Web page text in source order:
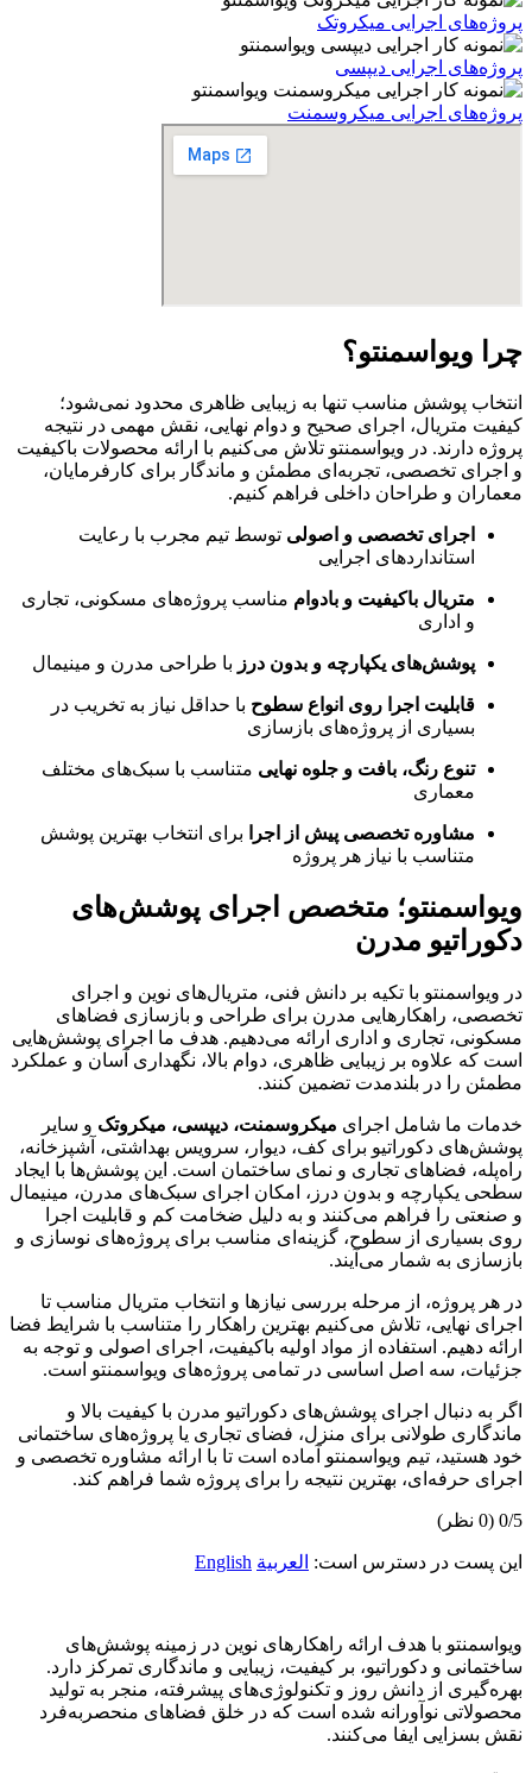
پروژه‌های اجرایی میکروتک
پروژه‌های اجرایی دیپسی
پروژه‌های اجرایی میکروسمنت
چرا ویواسمنتو؟
انتخاب پوشش مناسب تنها به زیبایی ظاهری محدود نمی‌شود؛
کیفیت متریال، اجرای صحیح و دوام نهایی، نقش مهمی در نتیجه
پروژه دارند. در ویواسمنتو تلاش می‌کنیم با ارائه محصولات باکیفیت
و اجرای تخصصی، تجربه‌ای مطمئن و ماندگار برای کارفرمایان،
معماران و طراحان داخلی فراهم کنیم.
اجرای تخصصی و اصولی توسط تیم مجرب با رعایت
استانداردهای اجرایی
متریال باکیفیت و بادوام مناسب پروژه‌های مسکونی، تجاری
و اداری
پوشش‌های یکپارچه و بدون درز با طراحی مدرن و مینیمال
قابلیت اجرا روی انواع سطوح با حداقل نیاز به تخریب در
بسیاری از پروژه‌های بازسازی
تنوع رنگ، بافت و جلوه نهایی متناسب با سبک‌های مختلف
معماری
مشاوره تخصصی پیش از اجرا
برای انتخاب بهترین پوشش
متناسب با نیاز هر پروژه
ویواسمنتو؛ متخصص اجرای پوشش‌های
دکوراتیو مدرن
در ویواسمنتو با تکیه بر دانش فنی، متریال‌های نوین و اجرای
تخصصی، راهکارهایی مدرن برای طراحی و بازسازی فضاهای
مسکونی، تجاری و اداری ارائه می‌دهیم. هدف ما اجرای پوشش‌هایی
است که علاوه بر زیبایی ظاهری، دوام بالا، نگهداری آسان و عملکرد
مطمئن را در بلندمدت تضمین کنند.
خدمات ما شامل اجرای میکروسمنت، دیپسی، میکروتک و سایر
پوشش‌های دکوراتیو برای کف، دیوار، سرویس بهداشتی، آشپزخانه،
راه‌پله، فضاهای تجاری و نمای ساختمان است. این پوشش‌ها با ایجاد
سطحی یکپارچه و بدون درز، امکان اجرای سبک‌های مدرن، مینیمال
و صنعتی را فراهم می‌کنند و به دلیل ضخامت کم و قابلیت اجرا
روی بسیاری از سطوح، گزینه‌ای مناسب برای پروژه‌های نوسازی و
بازسازی به شمار می‌آیند.
در هر پروژه، از مرحله بررسی نیازها و انتخاب متریال مناسب تا
اجرای نهایی، تلاش می‌کنیم بهترین راهکار را متناسب با شرایط فضا
ارائه دهیم. استفاده از مواد اولیه باکیفیت، اجرای اصولی و توجه به
جزئیات، سه اصل اساسی در تمامی پروژه‌های ویواسمنتو است.
اگر به دنبال اجرای پوشش‌های دکوراتیو مدرن با کیفیت بالا و
ماندگاری طولانی برای منزل، فضای تجاری یا پروژه‌های ساختمانی
خود هستید، تیم ویواسمنتو آماده است تا با ارائه مشاوره تخصصی و
اجرای حرفه‌ای، بهترین نتیجه را برای پروژه شما فراهم کند.
0/5 (0 نظر)
این پست در دسترس است: العربية English
ویواسمنتو با هدف ارائه راهکارهای نوین در زمینه پوشش‌های
ساختمانی و دکوراتیو، بر کیفیت، زیبایی و ماندگاری تمرکز دارد.
بهره‌گیری از دانش روز و تکنولوژی‌های پیشرفته، منجر به تولید
محصولاتی نوآورانه شده است که در خلق فضاهای منحصر‌به‌فرد
نقش بسزایی ایفا می‌کنند.